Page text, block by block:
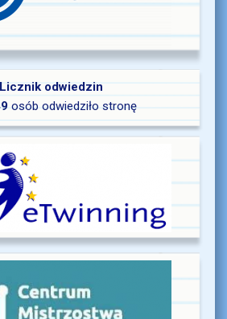
odwiedzin
osób odwiedziło stronę